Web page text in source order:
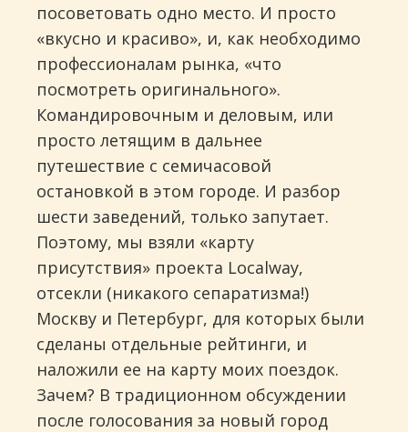
посоветовать одно место. И просто
«вкусно и красиво», и, как необходимо
профессионалам рынка, «что
посмотреть оригинального».
Командировочным и деловым, или
просто летящим в дальнее
путешествие с семичасовой
остановкой в этом городе. И разбор
шести заведений, только запутает.
Поэтому, мы взяли «карту
присутствия» проекта Loсalway,
отсекли (никакого сепаратизма!)
Москву и Петербург, для которых были
сделаны отдельные рейтинги, и
наложили ее на карту моих поездок.
Зачем? В традиционном обсуждении
после голосования за новый город